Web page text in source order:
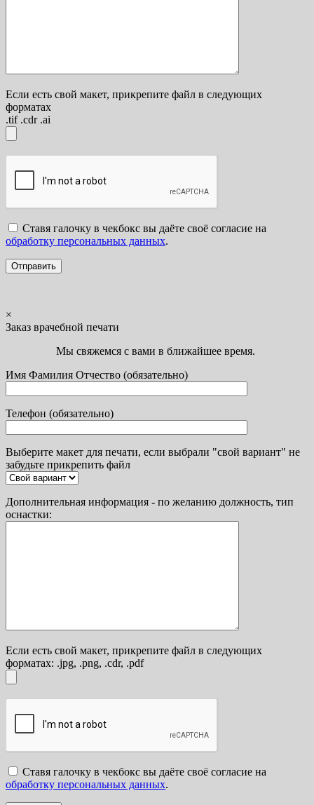
Если есть свой макет, прикрепите файл в следующих
форматах
.tif .cdr .ai
Ставя галочку в чекбокс вы даёте своё согласие на
обработку персональных данных.
×
Заказ врачебной печати
Мы свяжемся с вами в ближайшее время.
Имя Фамилия Отчество (обязательно)
Телефон (обязательно)
Выберите макет для печати, если выбрали "свой вариант" не
забудьте прикрепить файл
Дополнительная информация - по желанию должность, тип
оснастки:
Если есть свой макет, прикрепите файл в следующих
форматах: .jpg, .png, .cdr, .pdf
Ставя галочку в чекбокс вы даёте своё согласие на
обработку персональных данных.